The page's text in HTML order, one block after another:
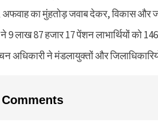
का मुंहतोड़ जवाब देकर, विकास और
9 लाख 87 हजार 17 पेंशन लाभार्थियों को
अधिकारी ने मंडलायुक्तों और